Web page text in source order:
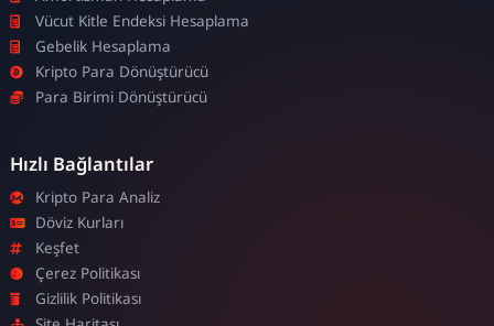
Vücut Kitle Endeksi Hesaplama
Gebelik Hesaplama
Kripto Para Dönüştürücü
Para Birimi Dönüştürücü
Hızlı Bağlantılar
Kripto Para Analiz
Döviz Kurları
Keşfet
Çerez Politikası
Gizlilik Politikası